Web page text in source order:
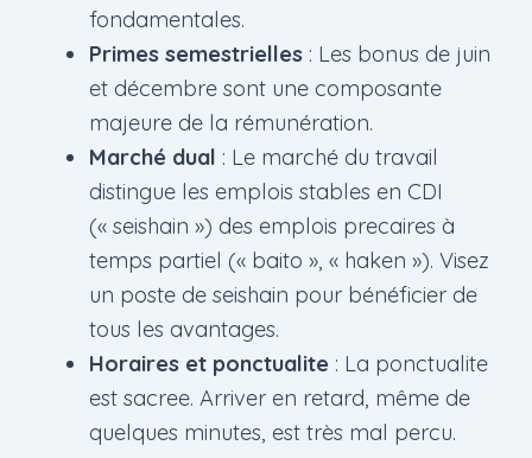
fondamentales.
Primes semestrielles: Les bonus de juin
et décembre sont une composante
majeure de la rémunération.
Marché dual : Le marché du travail
distingue les emplois stables en CDI
(« seishain ») des emplois precaires à
temps partiel (« baito », « haken »). Visez
un poste de seishain pour bénéficier de
tous les avantages.
Horaires et ponctualite: La ponctualite
est sacree. Arriver en retard, même de
quelques minutes, est très mal percu.